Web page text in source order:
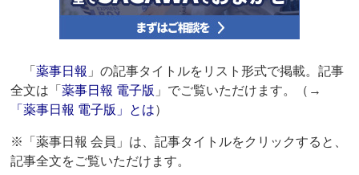
「薬事日報 」の記事タイトルをリスト形式で掲載。記事
全文は「薬事日報 電子版 」でご覧いただけます。（→
「薬事日報 電子版」とは）
※「薬事日報 会員」は、記事タイトルをクリックすると、
記事全文をご覧いただけます。